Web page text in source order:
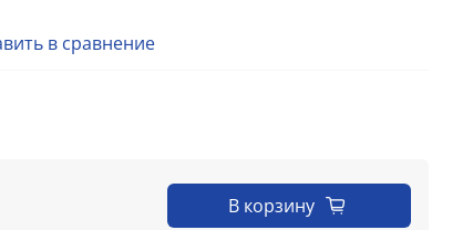
в сравнение
В корзину